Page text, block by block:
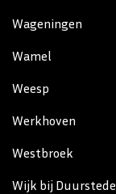
Wageningen
Wamel
Weesp
Werkhoven
Westbroek
Wijk bij Duurstede